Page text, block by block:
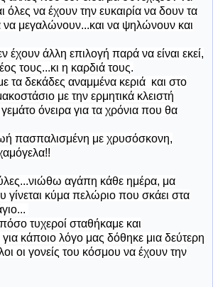
όλες να έχουν την ευκαιρία να δουν τα
να μεγαλώνουν...και να ψηλώνουν και
έχουν άλλη επιλογή παρά να είναι εκεί,
τους...κι η καρδιά τους.
τα δεκάδες αναμμένα κεριά και στο
με την ερμητικά κλειστή
όνειρα για τα χρόνια που θα
πασπαλισμένη με χρυσόσκονη,
αγάπη κάθε ημέρα, μα
κύμα πελώριο που σκάει στα
τυχεροί σταθήκαμε και
κάποιο λόγο μας δόθηκε μια δεύτερη
οι γονείς του κόσμου να έχουν την